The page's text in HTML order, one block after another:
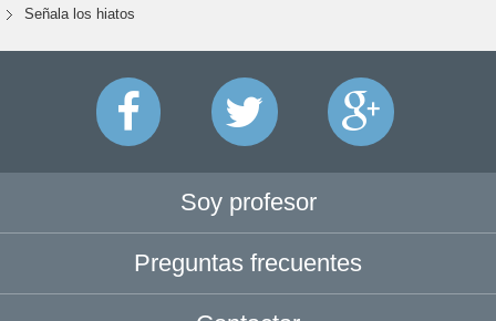
Señala los hiatos
Soy profesor
Preguntas frecuentes